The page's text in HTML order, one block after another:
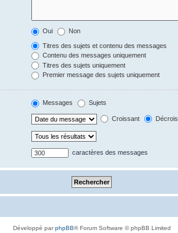
Oui Non
Titres des sujets et contenu des messages
Contenu des messages uniquement
Titres des sujets uniquement
Premier message des sujets uniquement
Messages Sujets
Croissant
caractères des messages
Développé parphpBB® Forum Software © phpBB Limited